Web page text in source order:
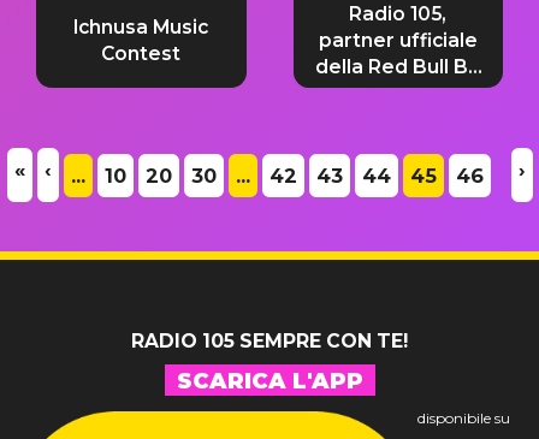
Ichnusa Music
Contest
Radio 105,
partner ufficiale
della Red Bull BC
One
« ‹ ... 10 20 30 ... 42 43 44 45 46 ›
RADIO 105 SEMPRE CON TE!
SCARICA L'APP
disponibile su